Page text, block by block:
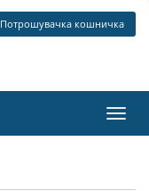
Потрошувачка кошничка